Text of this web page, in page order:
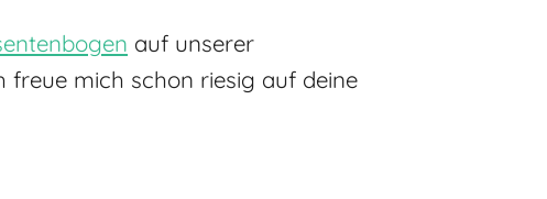
auf unserer
freue mich schon riesig auf deine